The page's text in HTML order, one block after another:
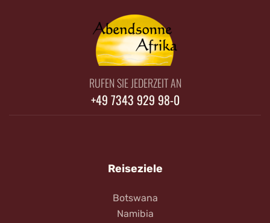
RUFEN SIE JEDERZEIT AN
+49 7343 929 98-0
Reiseziele
Botswana
Namibia